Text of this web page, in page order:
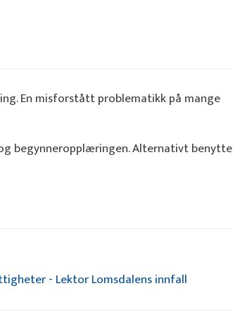
En misforstått problematikk på mange
begynneropplæringen. Alternativt benytte
- Lektor Lomsdalens innfall